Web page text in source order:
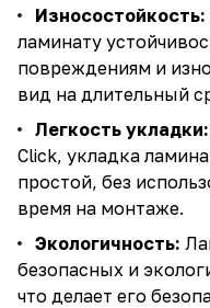
Износостойкость:
ламинату
повреждениям и
вид на длительный
Легкость укладки:
Click, укладка
простой, без
время на монтаже.
Экологичность:
безопасных и
что делает его